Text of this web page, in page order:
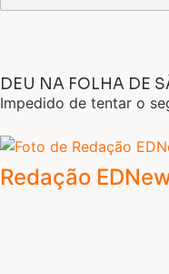
DEU NA FOLHA DE
Impedido de tentar o
Redação